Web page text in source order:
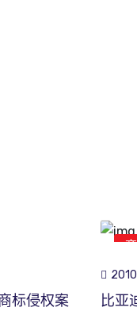
标侵权案
比亚